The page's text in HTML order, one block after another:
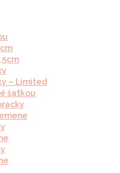
– Limited
šatkou